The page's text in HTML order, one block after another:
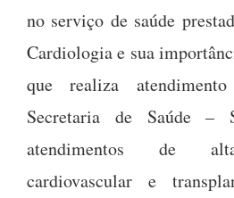
no serviço de saúde
Cardiologia e sua
que realiza
Secretaria de Saúde –
atendimentos de
cardiovascular e